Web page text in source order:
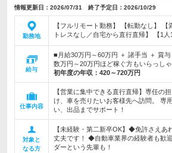
情報更新日：2026/07/31 終了予定日：2026/10/29
勤務地
【フルリモート勤務】 【転勤なし】 【
トレスなし／自宅から直行直帰】 【1人
給与
■月給30万円～60万円 ＋ 諸手当 ＋ 賞
数万円～20万円ほど稼ぐ方もいらっし
初年度の年収： 420～720万円
仕事内容
【営業に集中できる直行直帰】専任の
け、車を売りたいお客様先へ訪問。 専
い、出品までサポート！
対象と
なる方
【未経験・第二新卒OK】◆免許さえあ
丈夫です！ ◆自動車業界の経験者も
ダーという先輩も！